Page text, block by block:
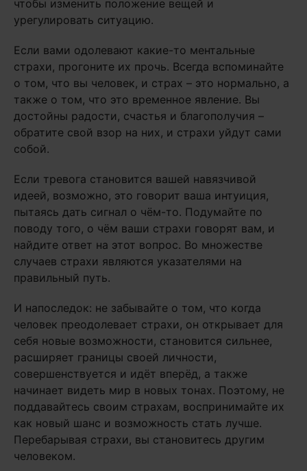
чтобы изменить положение вещей и
урегулировать ситуацию.
Если вами одолевают какие-то ментальные
страхи, прогоните их прочь. Всегда вспоминайте
о том, что вы человек, и страх – это нормально, а
также о том, что это временное явление. Вы
достойны радости, счастья и благополучия –
обратите свой взор на них, и страхи уйдут сами
собой.
Если тревога становится вашей навязчивой
идеей, возможно, это говорит ваша интуиция,
пытаясь дать сигнал о чём-то. Подумайте по
поводу того, о чём ваши страхи говорят вам, и
найдите ответ на этот вопрос. Во множестве
случаев страхи являются указателями на
правильный путь.
И напоследок: не забывайте о том, что когда
человек преодолевает страхи, он открывает для
себя новые возможности, становится сильнее,
расширяет границы своей личности,
совершенствуется и идёт вперёд, а также
начинает видеть мир в новых тонах. Поэтому, не
поддавайтесь своим страхам, воспринимайте их
как новый шанс и возможность стать лучше.
Перебарывая страхи, вы становитесь другим
человеком.